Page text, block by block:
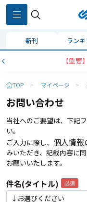
新刊 ラン
【重
TOP > マイページ >
お問い合わせ
当社へのご要望は、下記
い。
ご入力に際し、 個人情報
みいただき、記載内容に
お願いいたします。
件名(タイトル)